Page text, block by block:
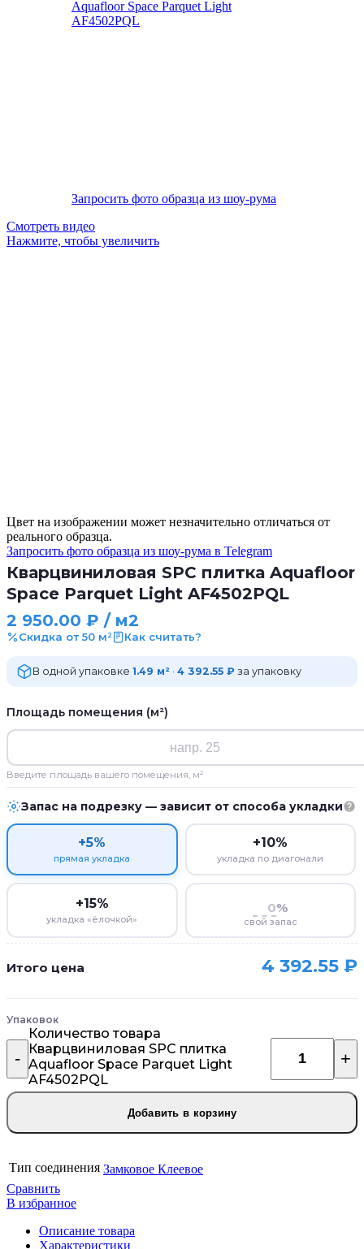
Запросить фото образца из шоу-рума
Смотреть видео
Нажмите, чтобы увеличить
Цвет на изображении может незначительно отличаться от
реального образца.
Запросить фото образца из шоу-рума в Telegram
Тип соединения Замковое Клеевое
Кварцвиниловая SPC плитка Aquafloor
Space Parquet Light AF4502PQL
2 950.00 ₽ / м2
Скидка от 50 м² Как считать?
В одной упаковке 1.49 м² · 4 392.55 ₽ за упаковку
Площадь помещения (м²)
Введите площадь вашего помещения, м²
Запас на подрезку — зависит от способа укладки
+5%
прямая укладка
+10%
укладка по диагонали
+15%
укладка «ёлочкой»
%
свой запас
Итого цена 4 392.55 ₽
Упаковок
Количество товара
Кварцвиниловая SPC плитка
Aquafloor Space Parquet Light
AF4502PQL
Добавить в корзину
Сравнить
В избранное
Описание товара
Характеристики